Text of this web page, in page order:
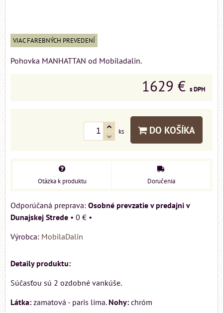
VIAC FAREBNÝCH PREVEDENÍ
Pohovka MANHATTAN od Mobiladalin.
1629 € s DPH
ks DO KOŠÍKA
Otázka k produktu Doručenia
Osobné prevzatie v predajni v
Dunajskej Strede • 0 € •
Výrobca: MobilaDalin
Detaily produktu:
Súčasťou sú 2 ozdobné vankúše.
Látka: zamatová - paris lima. Nohy: chróm